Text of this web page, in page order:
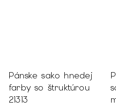
Pánske sako hnedej
farby so štruktúrou
21313